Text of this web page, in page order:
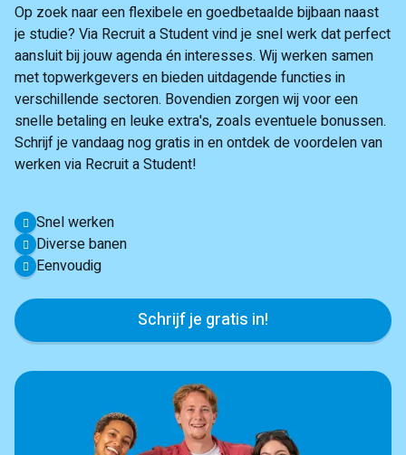
Op zoek naar een flexibele en goedbetaalde bijbaan naast
je studie? Via Recruit a Student vind je snel werk dat perfect
aansluit bij jouw agenda én interesses. Wij werken samen
met topwerkgevers en bieden uitdagende functies in
verschillende sectoren. Bovendien zorgen wij voor een
snelle betaling en leuke extra's, zoals eventuele bonussen.
Schrijf je vandaag nog gratis in en ontdek de voordelen van
werken via Recruit a Student!
Snel werken
Diverse banen
Eenvoudig
Schrijf je gratis in!